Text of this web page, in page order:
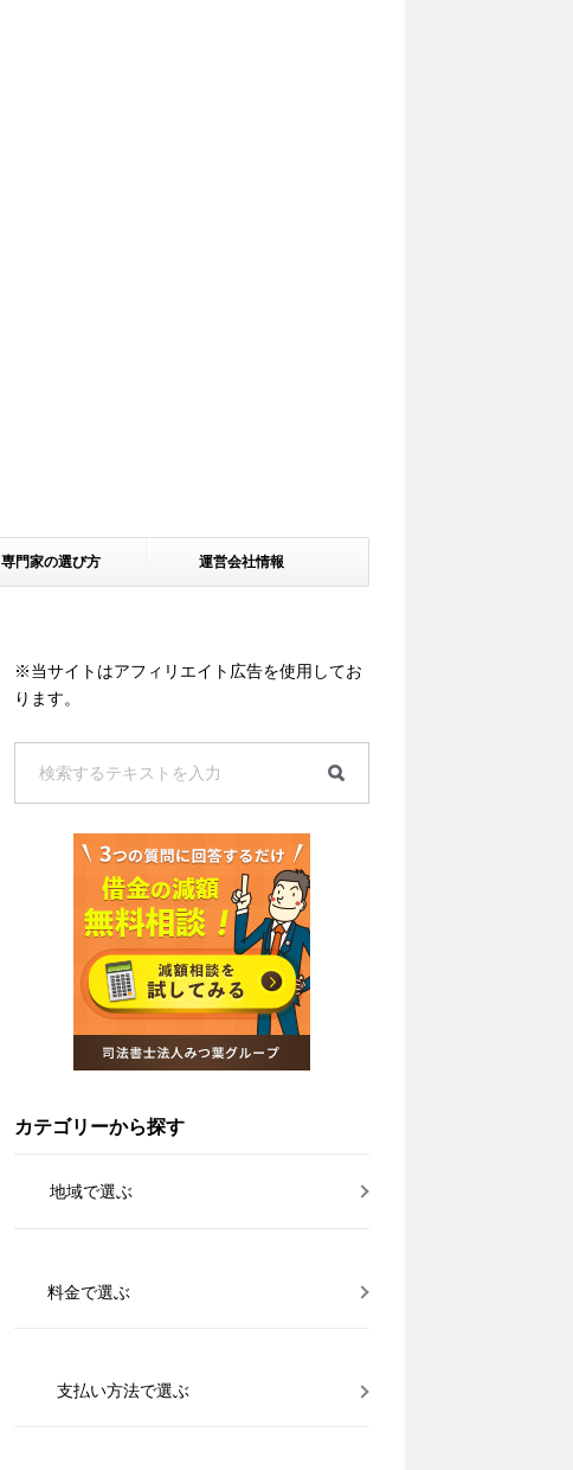
専門家の選び方 運営会社情報
※当サイトはアフィリエイト広告を使用してお
ります。
カテゴリーから探す
地域で選ぶ
料金で選ぶ
支払い方法で選ぶ